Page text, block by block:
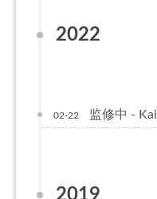
2022
02-22 监修中 - Kai
2019